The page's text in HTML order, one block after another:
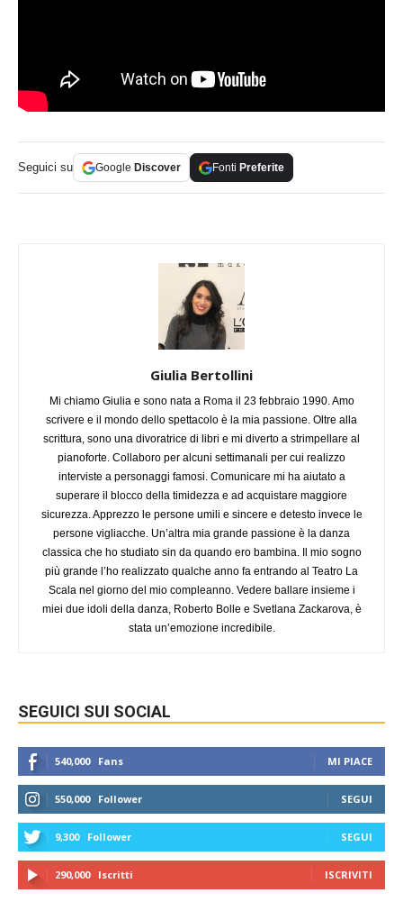
Seguici su Google Discover Fonti Preferite
Giulia Bertollini
Mi chiamo Giulia e sono nata a Roma il 23 febbraio 1990. Amo
scrivere e il mondo dello spettacolo è la mia passione. Oltre alla
scrittura, sono una divoratrice di libri e mi diverto a strimpellare al
pianoforte. Collaboro per alcuni settimanali per cui realizzo
interviste a personaggi famosi. Comunicare mi ha aiutato a
superare il blocco della timidezza e ad acquistare maggiore
sicurezza. Apprezzo le persone umili e sincere e detesto invece le
persone vigliacche. Un’altra mia grande passione è la danza
classica che ho studiato sin da quando ero bambina. Il mio sogno
più grande l’ho realizzato qualche anno fa entrando al Teatro La
Scala nel giorno del mio compleanno. Vedere ballare insieme i
miei due idoli della danza, Roberto Bolle e Svetlana Zackarova, è
stata un’emozione incredibile.
SEGUICI SUI SOCIAL
540,000 Fans MI PIACE
550,000 Follower SEGUI
9,300 Follower SEGUI
290,000 Iscritti ISCRIVITI